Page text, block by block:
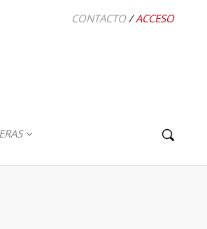
CONTACTO/ACCESO